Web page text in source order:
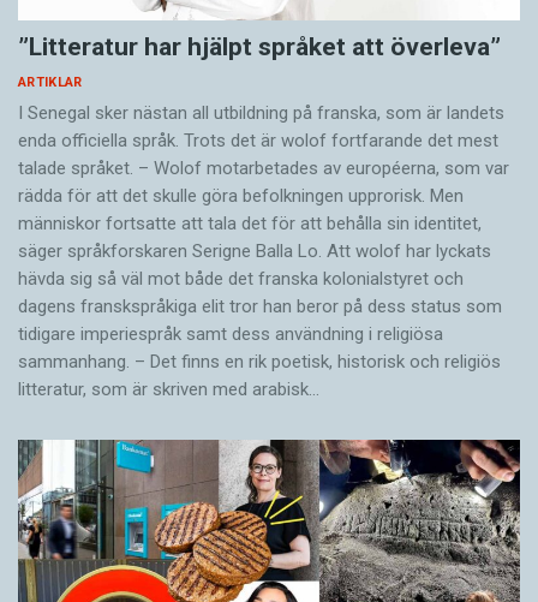
”Litteratur har hjälpt språket att överleva”
ARTIKLAR
I Senegal sker nästan all utbildning på franska, som är landets
enda officiella språk. Trots det är wolof fortfarande det mest
talade språket. – Wolof motarbetades av européerna, som var
rädda för att det skulle göra befolkningen upprorisk. Men
människor fortsatte att tala det för att behålla sin identitet,
säger språkforskaren Serigne Balla Lo. Att wolof har lyckats
hävda sig så väl mot både det franska kolonialstyret och
dagens franskspråkiga elit tror han beror på dess status som
tidigare imperiespråk samt dess användning i religiösa
sammanhang. – Det finns en rik poetisk, historisk och reli­giös
litteratur, som är skriven med arabisk…